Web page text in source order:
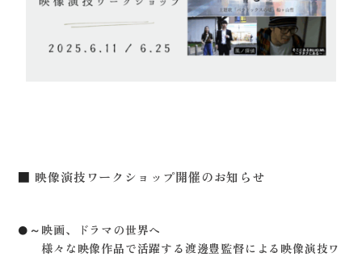
映像演技ワークショップ開催のお知らせ
～映画、ドラマの世界へ
様々な映像作品で活躍する渡邊豊監督による映像演技ワ